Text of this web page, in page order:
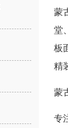
蒙
堂
板
精
蒙
专